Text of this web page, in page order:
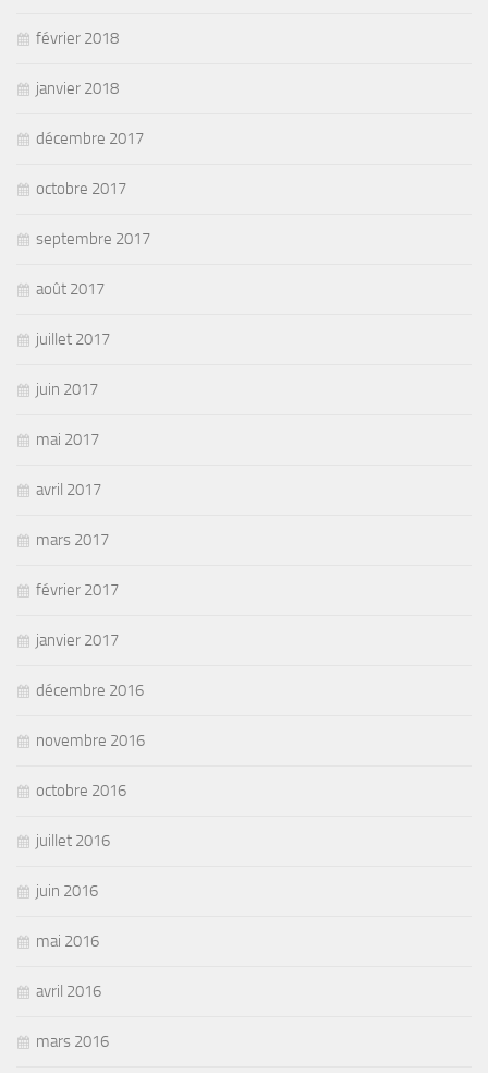
février 2018
janvier 2018
décembre 2017
octobre 2017
septembre 2017
août 2017
juillet 2017
juin 2017
mai 2017
avril 2017
mars 2017
février 2017
janvier 2017
décembre 2016
novembre 2016
octobre 2016
juillet 2016
juin 2016
mai 2016
avril 2016
mars 2016